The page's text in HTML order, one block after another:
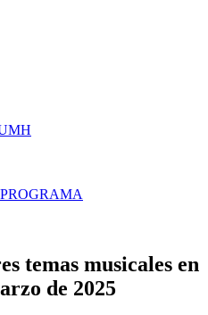
temas musicales en
de 2025